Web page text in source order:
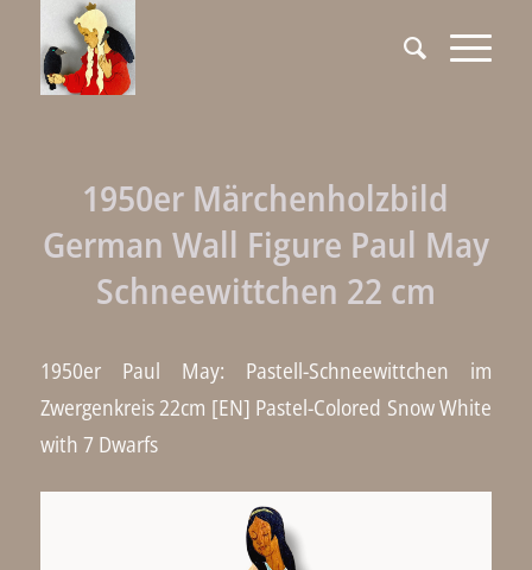
1950er Märchenholzbild
German Wall Figure Paul May
Schneewittchen 22 cm
1950er Paul May: Pastell-Schneewittchen im
Zwergenkreis 22cm [EN] Pastel-Colored Snow White
with 7 Dwarfs